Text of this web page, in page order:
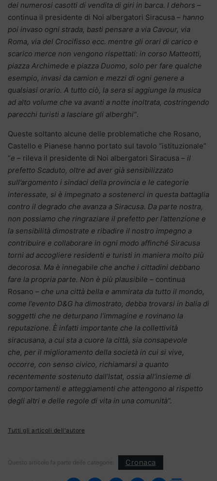
dei numerosi casotti di vendita di giri in barca. I dehors –
continua il presidente di Noi albergatori Siracusa – hanno
poi invaso ogni strada, basti pensare a via Cavour, via
Roma, via del Crocifisso ecc. mentre gli orari di carico e
scarico merce non vengono rispettati: in corso Matteotti,
piazza Archimede e piazza Duomo, solo per fare qualche
esempio, invasi da camion e mezzi di ogni genere a
qualsiasi orario. A tutto ciò, la sera si aggiunge la musica
ad alto volume che va avanti a notte inoltrata, costringendo
parecchi turisti a lasciare gli alberghi”.
Queste soltanto alcune delle problematiche che Rosano,
Castello e Pianese hanno portato sul tavolo “istituzionale”
“e – rileva il presidente di Noi albergatori Siracusa – il
prefetto Scaduto, oltre ad aver già sensibilizzato
sull’argomento i sindaci della provincia e le categorie
interessate, si è impegnato a sostenerci in questa battaglia
contro il degrado che avanza a Siracusa. Da parte nostra,
non possiamo che ringraziare il prefetto per l’attenzione e
la sensibilità dimostrate e ribadire il nostro impegno a
contribuire e collaborare in ogni modo affinché Siracusa
torni ad accogliere residenti e turisti in maniera molto più
decorosa. Ma è innegabile che anche i cittadini debbano
fare la propria parte. Non è più plausibile – continua
Rosano – che una città bella e ammirata da tutto il mondo,
come l’evento D&G ha dimostrato, debba trovarsi in balia di
soggetti che ne deturpano l’immagine e rovinano la
reputazione. È infatti importante che la collettività
siracusana, a cui sta a cuore la città, sia consapevole
che, per il miglioramento della società in cui si vive,
occorre, con senso civico, richiamarsi a quanto
recentemente sostenuto dall’Istat, ossia all’insieme di
comportamenti e atteggiamenti che attengono al rispetto
degli altri e delle regole di vita in una comunità”.
Tutti gli articoli dell'autore
Questo articolo fa parte delle categorie: Cronaca